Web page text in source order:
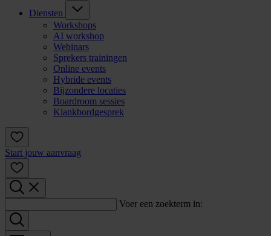
Diensten
Workshops
AI workshop
Webinars
Sprekers trainingen
Online events
Hybride events
Bijzondere locaties
Boardroom sessies
Klankbordgesprek
Start jouw aanvraag
Voer een zoekterm in: